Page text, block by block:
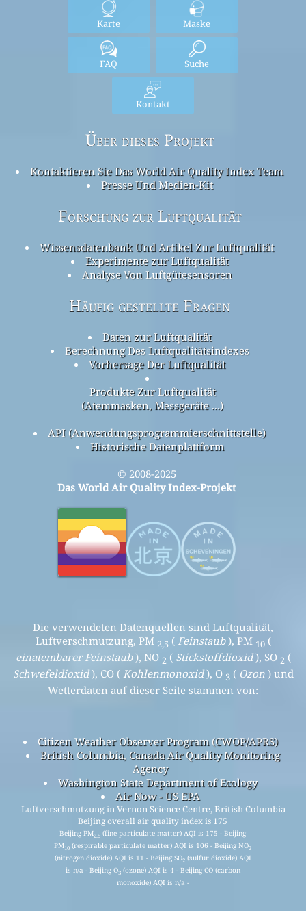
Karte Maske
FAQ Suche
Kontakt
Über dieses Projekt
Kontaktieren Sie Das World Air Quality Index Team
Presse Und Medien-Kit
Forschung zur Luftqualität
Wissensdatenbank Und Artikel Zur Luftqualität
Experimente zur Luftqualität
Analyse Von Luftgütesensoren
Häufig gestellte Fragen
Daten zur Luftqualität
Berechnung Des Luftqualitätsindexes
Vorhersage Der Luftqualität
Produkte Zur Luftqualität
(Atemmasken, Messgeräte ...)
API (Anwendungsprogrammierschnittstelle)
Historische Datenplattform
© 2008-2025
Das World Air Quality Index-Projekt
Die verwendeten Datenquellen sind Luftqualität,
Luftverschmutzung, PM 2,5 ( Feinstaub), PM 10(
einatembarer Feinstaub), NO 2 ( Stickstoffdioxid), SO 2 (
Schwefeldioxid), CO ( Kohlenmonoxid), O 3 ( Ozon) und
Wetterdaten auf dieser Seite stammen von:
Citizen Weather Observer Program (CWOP/APRS)
British Columbia, Canada Air Quality Monitoring
Agency
Washington State Department of Ecology
Air Now - US EPA
Luftverschmutzung in Vernon Science Centre, British Columbia
Beijing overall air quality index is 175
Beijing PM2.5 (fine particulate matter) AQI is 175 - Beijing
PM10 (respirable particulate matter) AQI is 106 - Beijing NO2
(nitrogen dioxide) AQI is 11 - Beijing SO2(sulfur dioxide) AQI
is n/a - Beijing O3(ozone) AQI is 4 - Beijing CO (carbon
monoxide) AQI is n/a -